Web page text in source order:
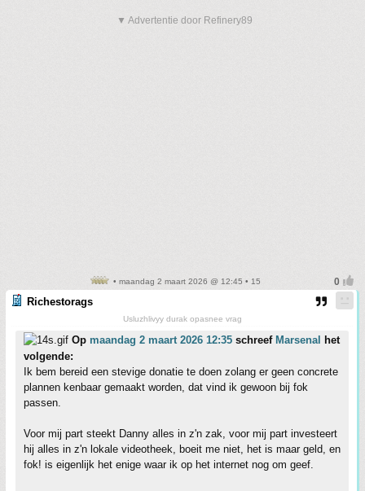
▼ Advertentie door Refinery89
• maandag 2 maart 2026 @ 12:45 • 15
Richestorags
Usluzhlivyy durak opasnee vrag
Op maandag 2 maart 2026 12:35 schreef Marsenal het
volgende:
Ik bem bereid een stevige donatie te doen zolang er geen concrete
plannen kenbaar gemaakt worden, dat vind ik gewoon bij fok
passen.
Voor mij part steekt Danny alles in z'n zak, voor mij part investeert
hij alles in z'n lokale videotheek, boeit me niet, het is maar geld, en
fok! is eigenlijk het enige waar ik op het internet nog om geef.